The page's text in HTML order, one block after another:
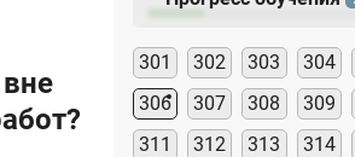
301 302 303 304
306
307 308 309
311
312 313 314